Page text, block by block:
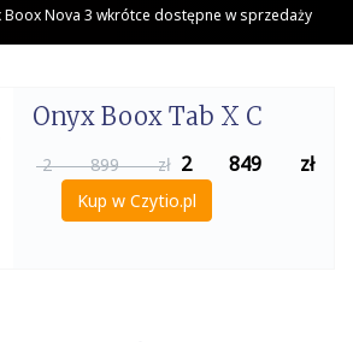
Boox Nova 3 wkrótce dostępne w sprzedaży
Onyx Boox Tab X C
2 899 zł 2 849 zł
Kup w Czytio.pl